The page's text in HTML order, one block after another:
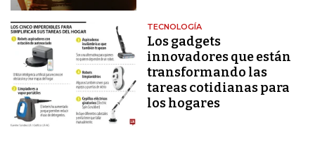
TECNOLOGÍA
Los gadgets
innovadores que están
transformando las
tareas cotidianas para
los hogares